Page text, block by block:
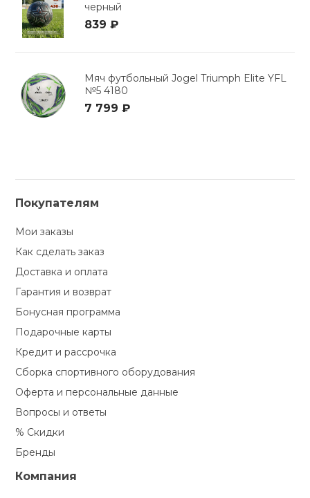
черный
839 ₽
Мяч футбольный Jogel Triumph Elite YFL
№5 4180
7 799 ₽
Покупателям
Мои заказы
Как сделать заказ
Доставка и оплата
Гарантия и возврат
Бонусная программа
Подарочные карты
Кредит и рассрочка
Сборка спортивного оборудования
Оферта и персональные данные
Вопросы и ответы
% Скидки
Бренды
Компания